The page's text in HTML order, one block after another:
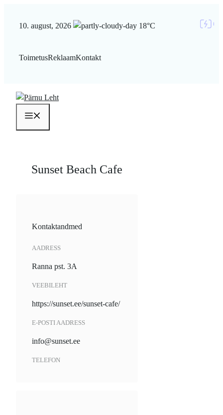
10. august, 2026 18°C
ToimetusReklaamKontakt
Sunset Beach Cafe
Kontaktandmed
AADRESS
Ranna pst. 3A
VEEBILEHT
https://sunset.ee/sunset-cafe/
E-POSTI AADRESS
info@sunset.ee
TELEFON